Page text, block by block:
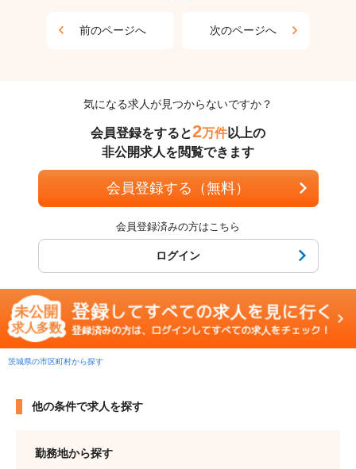
前のページへ 次のページへ
気になる求人が見つからないですか？
会員登録をすると2万件以上の
非公開求人を閲覧できます
会員登録する（無料）
会員登録済みの方はこちら
ログイン
茨城県の市区町村から探す
他の条件で求人を探す
勤務地から探す